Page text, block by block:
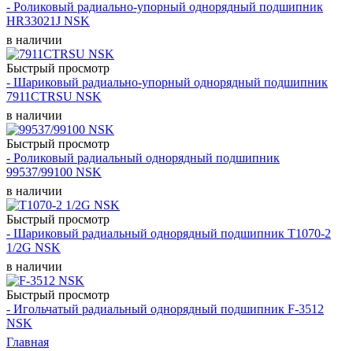
- Роликовый радиально-упорный однорядный подшипник
HR33021J NSK
в наличии
Быстрый просмотр
- Шариковый радиально-упорный однорядный подшипник
7911CTRSU NSK
в наличии
Быстрый просмотр
- Роликовый радиальный однорядный подшипник
99537/99100 NSK
в наличии
Быстрый просмотр
- Шариковый радиальный однорядный подшипник T1070-2
1/2G NSK
в наличии
Быстрый просмотр
- Игольчатый радиальный однорядный подшипник F-3512
NSK
Главная